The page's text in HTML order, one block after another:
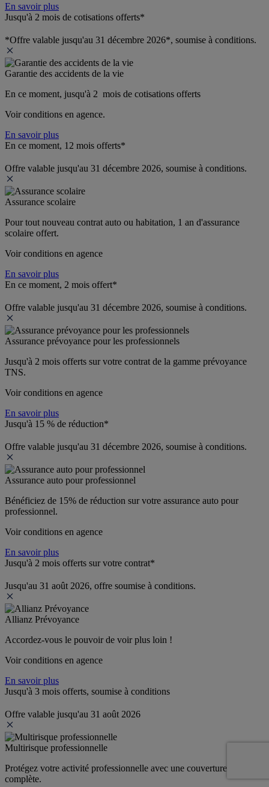
En savoir plus
Jusqu'à 2 mois de cotisations offerts*
*Offre valable jusqu'au 31 décembre 2026*, soumise à conditions.
Garantie des accidents de la vie
En ce moment, jusqu'à 2  mois de cotisations offerts
Voir conditions en agence.
En savoir plus
En ce moment, 12 mois offerts*
Offre valable jusqu'au 31 décembre 2026, soumise à conditions.
Assurance scolaire
Pour tout nouveau contrat auto ou habitation, 1 an d'assurance
scolaire offert.
Voir conditions en agence
En savoir plus
En ce moment, 2 mois offert*
Offre valable jusqu'au 31 décembre 2026, soumise à conditions.
Assurance prévoyance pour les professionnels
Jusqu'à 2 mois offerts sur votre contrat de la gamme prévoyance
TNS.
Voir conditions en agence
En savoir plus
Jusqu'à 15 % de réduction*
Offre valable jusqu'au 31 décembre 2026, soumise à conditions.
Assurance auto pour professionnel
Bénéficiez de 15% de réduction sur votre assurance auto pour
professionnel.
Voir conditions en agence
En savoir plus
Jusqu'à 2 mois offerts sur votre contrat*
Jusqu'au 31 août 2026, offre soumise à conditions.
Allianz Prévoyance
Accordez-vous le pouvoir de voir plus loin !
Voir conditions en agence
En savoir plus
Jusqu'à 3 mois offerts, soumise à conditions
Offre valable jusqu'au 31 août 2026
Multirisque professionnelle
Protégez votre activité professionnelle avec une couverture
complète.